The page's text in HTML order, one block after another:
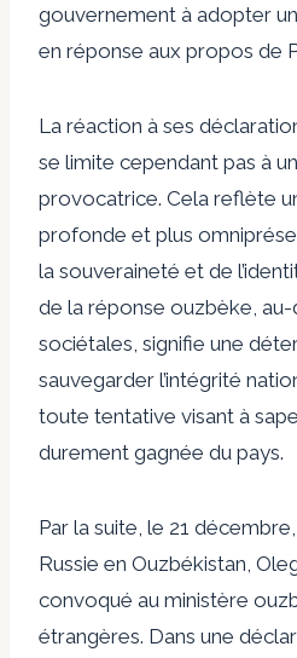
gouvernement à adopter
en réponse aux propos de
La réaction à ses
se limite cependant pas à
provocatrice. Cela reflète
profonde et plus
la souveraineté et de
de la réponse ouzbèke, au-
sociétales, signifie une
sauvegarder l’intégrité
toute tentative visant à
durement gagnée du pays.
Par la suite, le 21
Russie en Ouzbékistan,
convoqué au ministère
étrangères. Dans une